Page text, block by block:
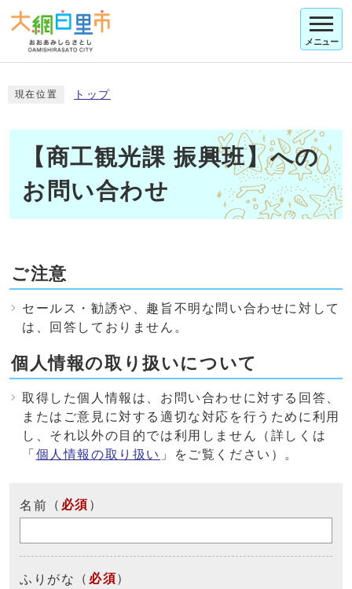
メニュー
現在位置 トップ
【商工観光課 振興班】への
お問い合わせ
ご注意
セールス・勧誘や、趣旨不明な問い合わせに対して
は、回答しておりません。
個人情報の取り扱いについて
取得した個人情報は、お問い合わせに対する回答、
またはご意見に対する適切な対応を行うために利用
し、それ以外の目的では利用しません（詳しくは
「 個人情報の取り扱い 」をご覧ください）。
名前 （ 必須 ）
ふりがな （ 必須）